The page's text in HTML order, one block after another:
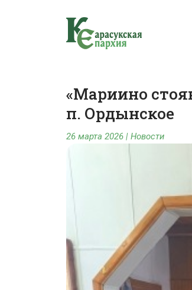
«Мариино
п. Ордынское
26 марта 2026 | Новости